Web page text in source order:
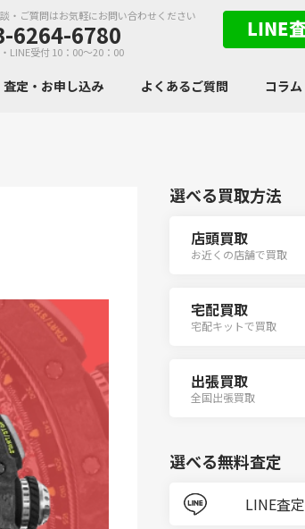
・ご質問はお気軽にお問い合わせください
6264-6780
LINE受付 10：00～20：00
査定・お申し込み よくあるご質問 コラム
選べる買取方法
店頭買取
お近くの店舗で買取
宅配買取
宅配キットで買取
出張買取
全国出張買取
選べる無料査定
LINE査定